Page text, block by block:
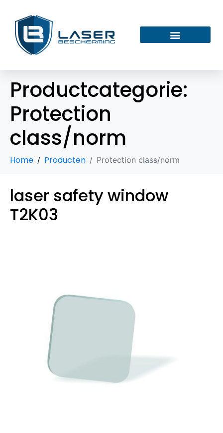
Productcategorie:
Protection
class/norm
Home Producten Protection class/norm
laser safety window
T2K03